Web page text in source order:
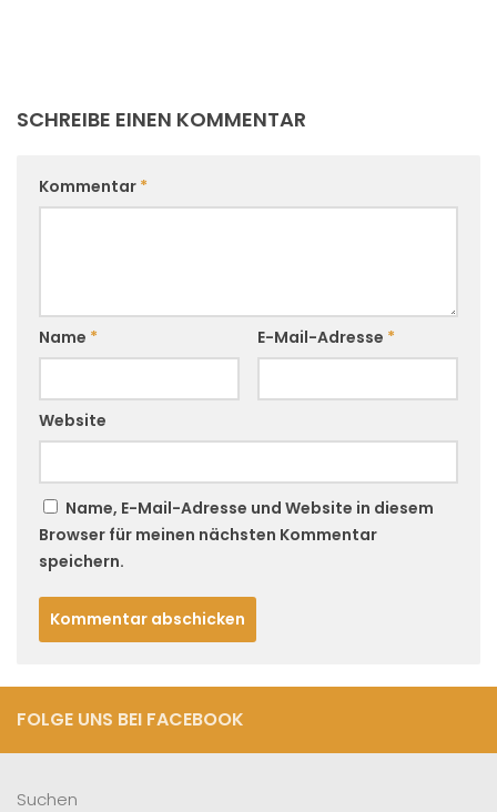
SCHREIBE EINEN KOMMENTAR
Kommentar *
Name * E-Mail-Adresse *
Website
Name, E-Mail-Adresse und Website in diesem
Browser für meinen nächsten Kommentar
speichern.
FOLGE UNS BEI FACEBOOK
Suchen